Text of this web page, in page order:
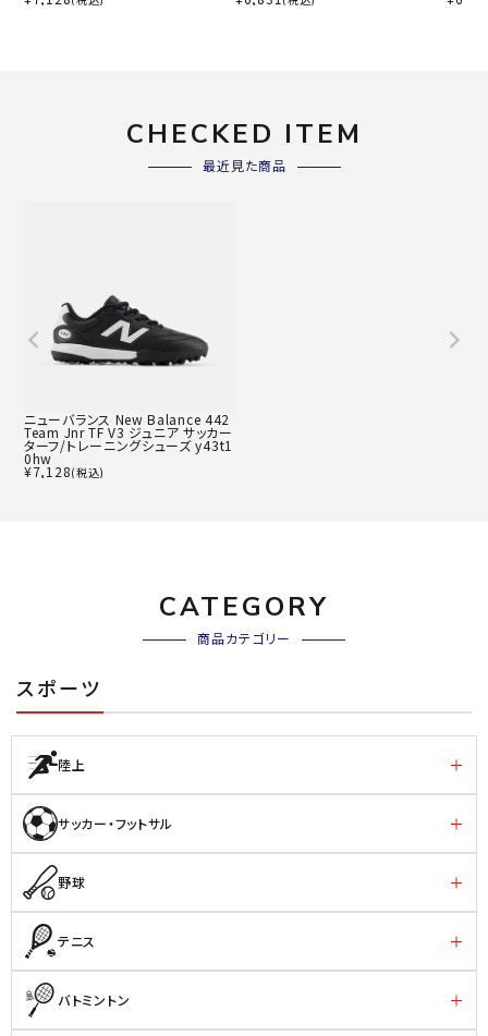
CHECKED ITEM
最近見た商品
ニューバランス New Balance 442
Team Jnr TF V3 ジュニア サッカー
ターフ/トレーニングシューズ y43t1
0hw
¥7,128(税込)
CATEGORY
商品カテゴリー
スポーツ
陸上
サッカー・フットサル
野球
テニス
バトミントン